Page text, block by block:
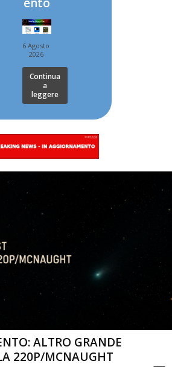
6 Agosto
2026
Continua
a
leggere
ALTRO GRANDE
220P/MCNAUGHT